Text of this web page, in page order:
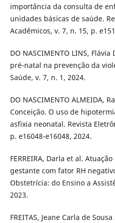
importância da consulta de
unidades básicas de saúde.
Acadêmicos, v. 7, n. 15, p.
DO NASCIMENTO LINS,
pré-natal na prevenção da
Saúde, v. 7, n. 1, 2024.
DO NASCIMENTO ALMEIDA,
Conceição. O uso de
asfixia neonatal. Revista
p. e16048-e16048, 2024.
FERREIRA, Darla et al.
gestante com fator RH
Obstetrícia: do Ensino a
2023.
FREITAS, Jeane Carla de